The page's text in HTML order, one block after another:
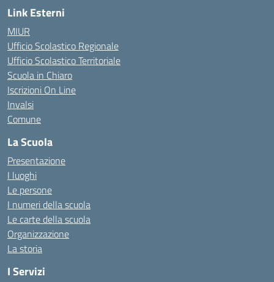
Link Esterni
MIUR
Ufficio Scolastico Regionale
Ufficio Scolastico Territoriale
Scuola in Chiaro
Iscrizioni On Line
Invalsi
Comune
La Scuola
Presentazione
I luoghi
Le persone
I numeri della scuola
Le carte della scuola
Organizzazione
La storia
I Servizi